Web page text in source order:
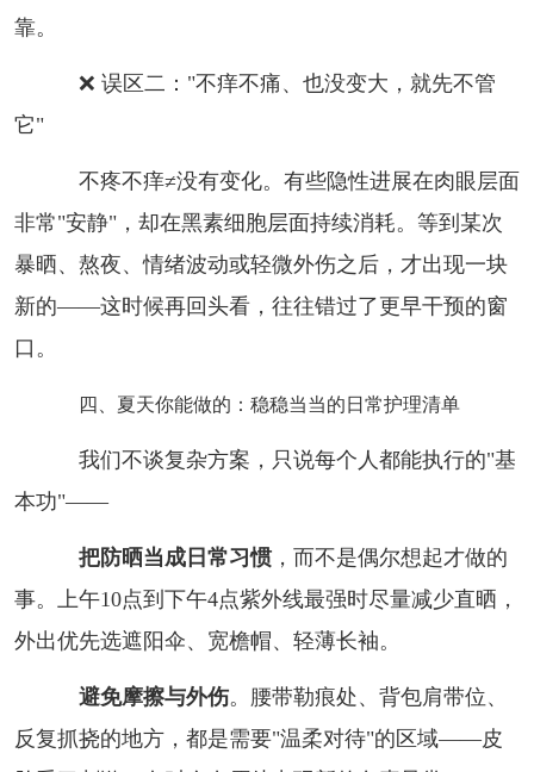
靠。
❌ 误区二："不痒不痛、也没变大，就先不管
它"
不疼不痒≠没有变化。有些隐性进展在肉眼层面
非常"安静"，却在黑素细胞层面持续消耗。等到某次
暴晒、熬夜、情绪波动或轻微外伤之后，才出现一块
新的——这时候再回头看，往往错过了更早干预的窗
口。
四、夏天你能做的：稳稳当当的日常护理清单
我们不谈复杂方案，只说每个人都能执行的"基
本功"——
把防晒当成日常习惯，而不是偶尔想起才做的
事。上午10点到下午4点紫外线最强时尽量减少直晒，
外出优先选遮阳伞、宽檐帽、轻薄长袖。
避免摩擦与外伤。腰带勒痕处、背包肩带位、
反复抓挠的地方，都是需要"温柔对待"的区域——皮